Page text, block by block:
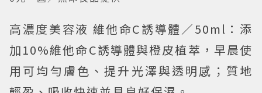
高濃度美容液 維他命C誘導體／50ml：添
加10%維他命C誘導體與橙皮植萃，早晨使
用可均勻膚色、提升光澤與透明感；質地